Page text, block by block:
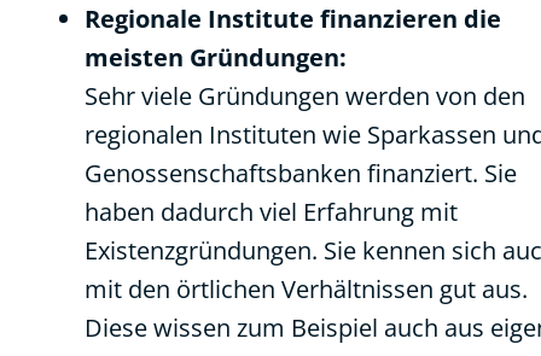
Regionale Institute finanzieren die
meisten Gründungen:
Sehr viele Gründungen werden von den
regionalen Instituten wie Sparkassen
Genossenschaftsbanken finanziert. Sie
haben dadurch viel Erfahrung mit
Existenzgründungen. Sie kennen sich
mit den örtlichen Verhältnissen gut aus.
Diese wissen zum Beispiel auch aus